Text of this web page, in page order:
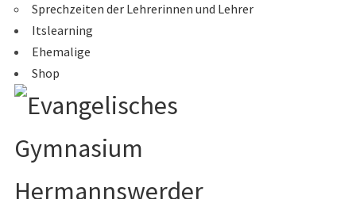
Sprechzeiten der Lehrerinnen und Lehrer
Itslearning
Ehemalige
Shop